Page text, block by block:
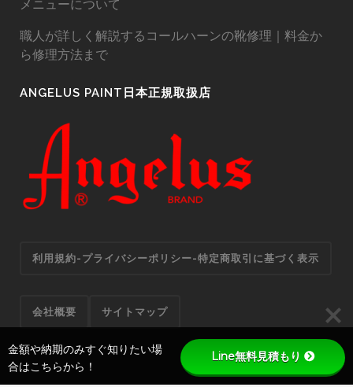
メニューについて
職人が詳しく解説するコールハーンの靴修理｜料金か
ら修理方法まで
ANGELUS PAINT日本正規取扱店
利用規約-プライバシーポリシー-特定商取引に基づく表示
会社概要 サイトマップ
金額や納期のみすぐ知りたい場
合はこちらから！
Line無料見積もり